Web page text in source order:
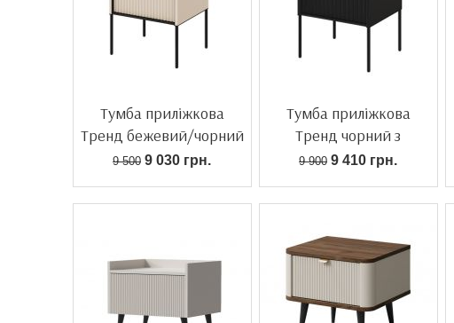
Тумба приліжкова
Тренд бежевий/чорний
9 500 9 030 грн.
Тумба приліжкова
Тренд чорний з
підсвіткою
9 900 9 410 грн.